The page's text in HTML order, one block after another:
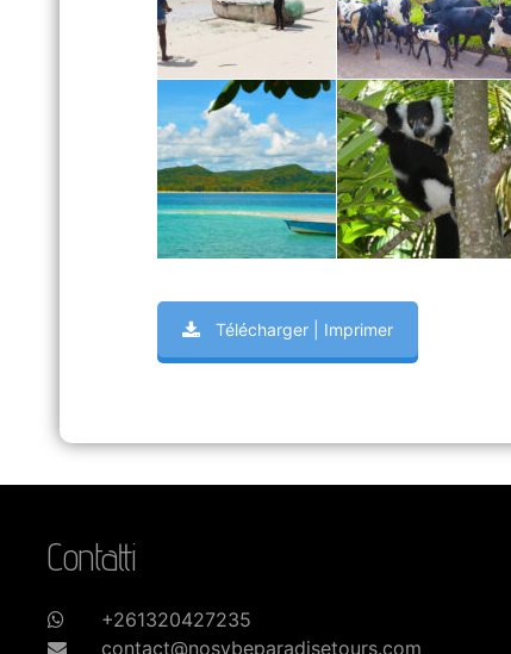
Télécharger | Imprimer
Contatti
+261320427235
contact@nosybeparadisetours.com